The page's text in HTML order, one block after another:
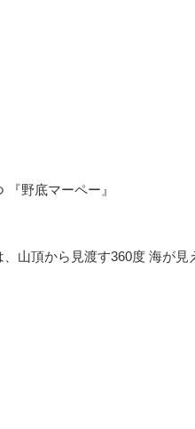
野底マーペー』
山頂から見渡す360度 海が見